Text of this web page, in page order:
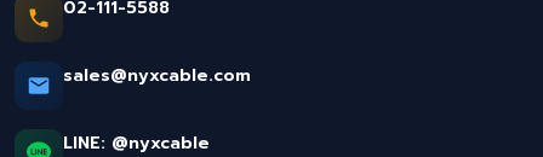
02-111-5588
sales@nyxcable.com
LINE: @nyxcable